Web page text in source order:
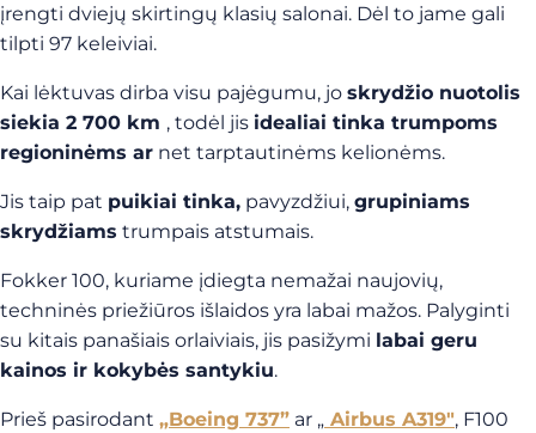
įrengti dviejų skirtingų klasių salonai. Dėl to jame gali
tilpti 97 keleiviai.
Kai lėktuvas dirba visu pajėgumu, jo skrydžio nuotolis
siekia 2 700 km , todėl jis idealiai tinka trumpoms
regioninėms ar net tarptautinėms kelionėms.
Jis taip pat puikiai tinka, pavyzdžiui, grupiniams
skrydžiams trumpais atstumais.
Fokker 100, kuriame įdiegta nemažai naujovių,
techninės priežiūros išlaidos yra labai mažos. Palyginti
su kitais panašiais orlaiviais, jis pasižymi labai geru
kainos ir kokybės santykiu.
Prieš pasirodant „Boeing 737” ar „ Airbus A319″, F100